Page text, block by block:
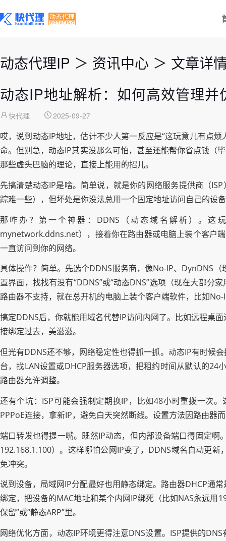
动态代理IP ＞ 资讯中心 ＞ 文章详
动态IP地址解析：如何高效管理并
快代理 2025-09-27
哎，说到动态IP地址，估计不少人第一反应是“这玩意儿有点
命。但别急，动态IP其实没那么可怕，甚至还能帮你省点钱（
那些虚头巴脑的理论，直接上能用的招儿。
先搞清楚动态IP是啥。简单说，就是你的网络服务提供商（
踪难一些），但坏处是你没法总用一个固定地址访问自己的设
那咋办？第一个神器：DDNS（动态域名解析）。
mynetwork.ddns.net），接着你在路由器或电脑上装个客户
一直访问到你的网络。
具体操作？简单。先选个DDNS服务商，像No-IP、DynDNS
置界面，找找有没有“DDNS”或“动态DNS”选项（现在大部
路由器不支持，就在总开机的电脑上装个客户端软件，比如
搞定DDNS后，你就能用域名代替IP访问内网了。比如远程桌
接绑定过去，美滋滋。
但光有DDNS还不够，网络稳定性也得抓一抓。动态IP有时候
台，找LAN设置或DHCP服务器选项，把租约时间从默认的
路由器允许调整。
还有个坑：ISP可能会强制定期换IP，比如48小时重拨一次
PPPoE连接，拿新IP，避免白天突然断线。设置方法因路由器
端口转发也得提一嘴。既然IP动态，但内部设备端口得固定
192.168.1.100）。这样哪怕公网IP变了，DDNS域名自动更
免冲突。
说到设备，局域网IP分配最好也用静态绑定。路由器DHCP通
绑定，把设备的MAC地址和某个内网IP绑死（比如NAS永远用
保留”或“静态ARP”里。
网络优化方面，动态IP环境更得注意DNS设置。ISP提供的